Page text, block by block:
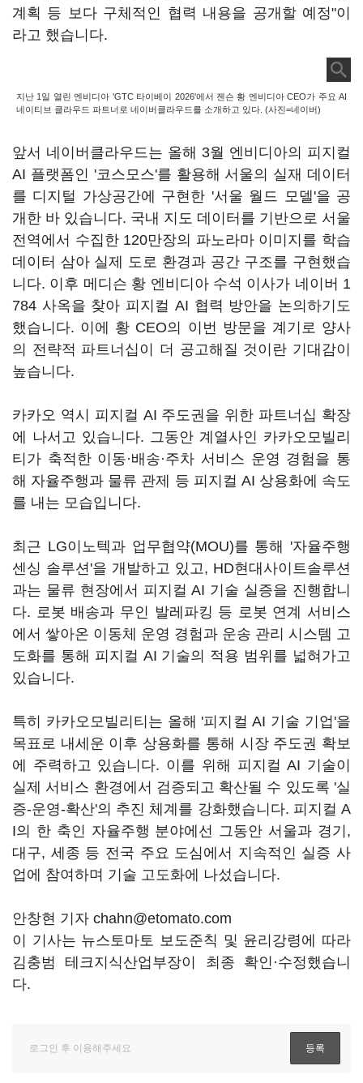
계획 등 보다 구체적인 협력 내용을 공개할 예정"이
라고 했습니다.
지난 1일 열린 엔비디아 'GTC 타이베이 2026'에서 젠슨 황 엔비디아 CEO가 주요 AI
네이티브 클라우드 파트너로 네이버클라우드를 소개하고 있다. (사진=네이버)
앞서 네이버클라우드는 올해 3월 엔비디아의 피지컬
AI 플랫폼인 '코스모스'를 활용해 서울의 실재 데이터
를 디지털 가상공간에 구현한 '서울 월드 모델'을 공
개한 바 있습니다. 국내 지도 데이터를 기반으로 서울
전역에서 수집한 120만장의 파노라마 이미지를 학습
데이터 삼아 실제 도로 환경과 공간 구조를 구현했습
니다. 이후 메디슨 황 엔비디아 수석 이사가 네이버 1
784 사옥을 찾아 피지컬 AI 협력 방안을 논의하기도
했습니다. 이에 황 CEO의 이번 방문을 계기로 양사
의 전략적 파트너십이 더 공고해질 것이란 기대감이
높습니다.
카카오 역시 피지컬 AI 주도권을 위한 파트너십 확장
에 나서고 있습니다. 그동안 계열사인 카카오모빌리
티가 축적한 이동·배송·주차 서비스 운영 경험을 통
해 자율주행과 물류 관제 등 피지컬 AI 상용화에 속도
를 내는 모습입니다.
최근 LG이노텍과 업무협약(MOU)를 통해 '자율주행
센싱 솔루션'을 개발하고 있고, HD현대사이트솔루션
과는 물류 현장에서 피지컬 AI 기술 실증을 진행합니
다. 로봇 배송과 무인 발레파킹 등 로봇 연계 서비스
에서 쌓아온 이동체 운영 경험과 운송 관리 시스템 고
도화를 통해 피지컬 AI 기술의 적용 범위를 넓혀가고
있습니다.
특히 카카오모빌리티는 올해 '피지컬 AI 기술 기업'을
목표로 내세운 이후 상용화를 통해 시장 주도권 확보
에 주력하고 있습니다. 이를 위해 피지컬 AI 기술이
실제 서비스 환경에서 검증되고 확산될 수 있도록 '실
증-운영-확산'의 추진 체계를 강화했습니다. 피지컬 A
I의 한 축인 자율주행 분야에선 그동안 서울과 경기,
대구, 세종 등 전국 주요 도심에서 지속적인 실증 사
업에 참여하며 기술 고도화에 나섰습니다.
안창현 기자 chahn@etomato.com
이 기사는 뉴스토마토 보도준칙 및 윤리강령에 따라
김충범 테크지식산업부장이 최종 확인·수정했습니
다.